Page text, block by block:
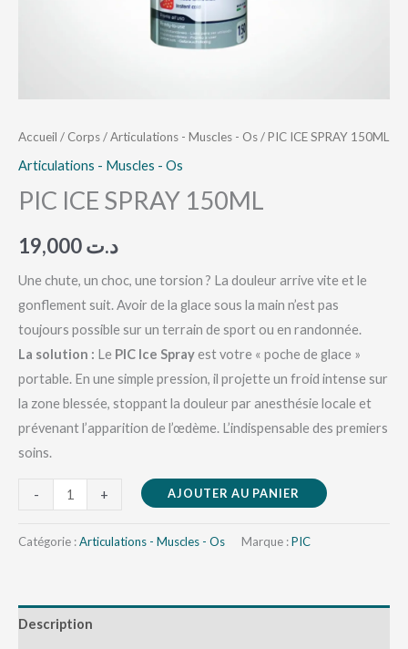
Accueil / Corps/Articulations - Muscles - Os/ PIC ICE SPRAY 150ML
Articulations - Muscles - Os
PIC ICE SPRAY 150ML
د.ت
Une chute, un choc, une torsion ? La douleur arrive vite et le
gonflement suit. Avoir de la glace sous la main n’est pas
toujours possible sur un terrain de sport ou en randonnée.
La solution : Le PIC Ice Sprayest votre « poche de glace »
portable. En une simple pression, il projette un froid intense sur
la zone blessée, stoppant la douleur par anesthésie locale et
prévenant l’apparition de l’œdème. L’indispensable des premiers
soins.
- + AJOUTER AU PANIER
Catégorie :Articulations - Muscles - Os Marque :PIC
Description